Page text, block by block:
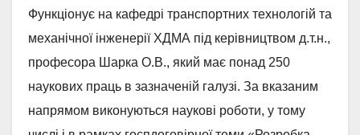
Функціонує на кафедрі транспортних технологій та
механічної інженерії ХДМА під керівництвом д.т.н.,
професора Шарка О.В., який має понад 250
наукових праць в зазначеній галузі. За вказаним
напрямом виконуються наукові роботи, у тому